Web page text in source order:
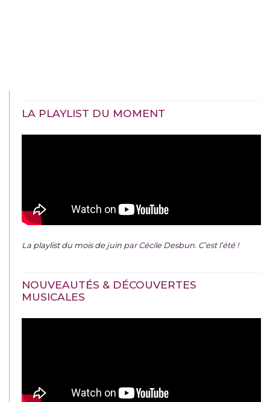
LA PLAYLIST DU MOMENT
La playlist du mois de juin par Cécile Desbun. C’est l’été !
NOUVEAUTÉS & DÉCOUVERTES
MUSICALES